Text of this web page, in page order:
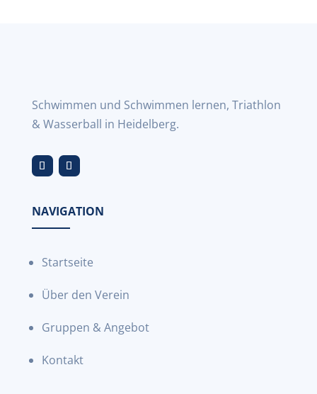
Schwimmen und Schwimmen lernen, Triathlon
& Wasserball in Heidelberg.
NAVIGATION
Startseite
Über den Verein
Gruppen & Angebot
Kontakt